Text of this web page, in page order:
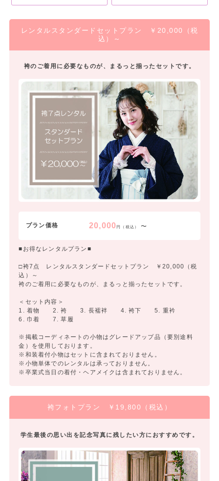
レンタルスタンダードセットプラン ￥20,000（税
込）～
袴のご着用に必要なものが、まるっと揃ったセットです。
プラン価格 20,000円（税込） 〜
■お得なレンタルプラン■
□袴7点 レンタルスタンダードセットプラン ￥20,000（税
込）～
袴のご着用に必要なものが、まるっと揃ったセットです。
＜セット内容＞
1. 着物 2. 袴 3. 長襦袢 4. 袴下 5. 重衿
6. 巾着 7. 草履
※掲載コーディネートの小物はグレードアップ品（要別途料
金）を使用しております。
※和装着付小物はセットに含まれておりません。
※小物単体でのレンタルは承っておりません。
※卒業式当日の着付・ヘアメイクは含まれておりません。
袴フォトプラン ￥19,800（税込）
学生最後の思い出を記念写真に残したい方におすすめです。